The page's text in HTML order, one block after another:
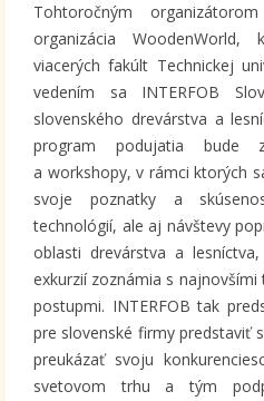
Tohtoročným
organizácia
viacerých fakúlt Technickej
vedením sa INTERFOB
slovenského drevárstva a
program podujatia bude
a workshopy, v rámci ktorých
svoje poznatky a
technológií, ale aj návštevy
oblasti drevárstva a
exkurzií zoznámia s
postupmi. INTERFOB tak
pre slovenské firmy predstaviť
preukázať svoju
svetovom trhu a tým